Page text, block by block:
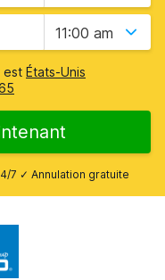
11:00 am
est États-Unis
7 ✓ Annulation gratuite